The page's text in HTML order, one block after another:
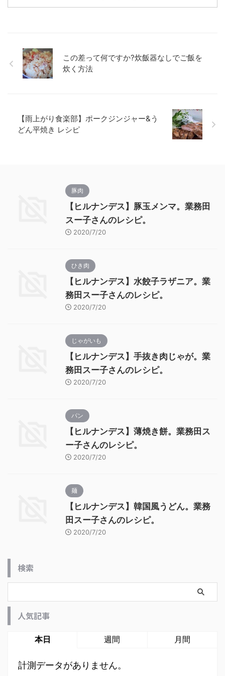
この差って何ですか?炊飯器なしでご飯を
炊く方法
【雨上がり食楽部】ポークジンジャー&う
どん平焼き レシピ
豚肉
【ヒルナンデス】豚玉メンマ。業務田
スー子さんのレシピ。
2020/7/20
ひき肉
【ヒルナンデス】水餃子ラザニア。業
務田スー子さんのレシピ。
2020/7/20
じゃがいも
【ヒルナンデス】手抜き肉じゃが。業
務田スー子さんのレシピ。
2020/7/20
パン
【ヒルナンデス】薄焼き餅。業務田ス
ー子さんのレシピ。
2020/7/20
麺
【ヒルナンデス】韓国風うどん。業務
田スー子さんのレシピ。
2020/7/20
検索
人気記事
本日 週間 月間
計測データがありません。